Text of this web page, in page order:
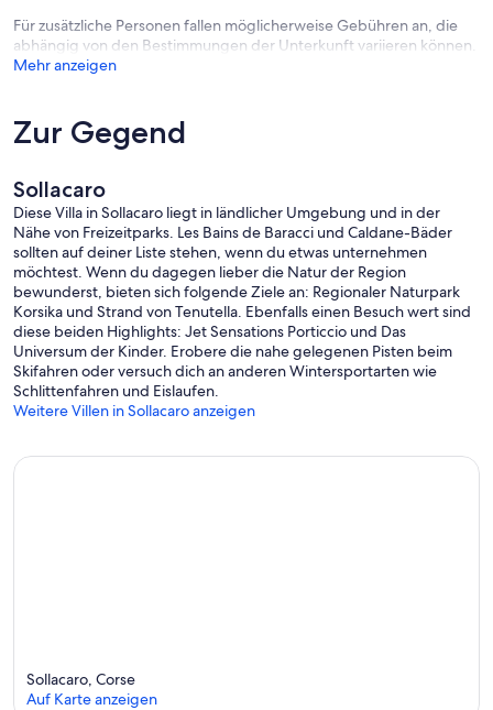
Für zusätzliche Personen fallen möglicherweise Gebühren an, die
abhängig von den Bestimmungen der Unterkunft variieren können.
Mehr anzeigen
Zur Gegend
Sollacaro
Diese Villa in Sollacaro liegt in ländlicher Umgebung und in der
Nähe von Freizeitparks. Les Bains de Baracci und Caldane-Bäder
sollten auf deiner Liste stehen, wenn du etwas unternehmen
möchtest. Wenn du dagegen lieber die Natur der Region
bewunderst, bieten sich folgende Ziele an: Regionaler Naturpark
Korsika und Strand von Tenutella. Ebenfalls einen Besuch wert sind
diese beiden Highlights: Jet Sensations Porticcio und Das
Universum der Kinder. Erobere die nahe gelegenen Pisten beim
Skifahren oder versuch dich an anderen Wintersportarten wie
Schlittenfahren und Eislaufen.
Weitere Villen in Sollacaro anzeigen
Sollacaro, Corse
Auf Karte anzeigen